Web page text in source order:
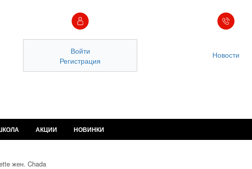
Войти
Регистрация
Новости
АКЦИИ НОВИНКИ
жен. Chada